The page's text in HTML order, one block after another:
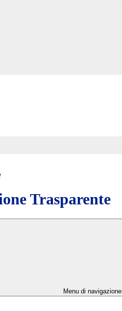
Trasparente
Menu di navigazione